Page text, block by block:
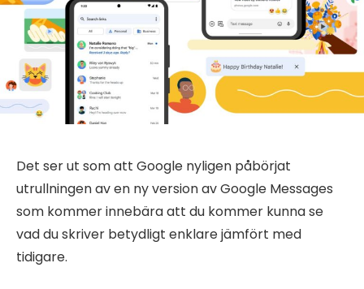
Det ser ut som att Google nyligen påbörjat
utrullningen av en ny version av Google Messages
som kommer innebära att du kommer kunna se
vad du skriver betydligt enklare jämfört med
tidigare.